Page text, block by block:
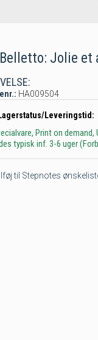
Belletto: Jolie et
HA009504
Lagerstatus/Leveringstid:
Print on
typisk inf. 3-6 uger
til Stepnotes